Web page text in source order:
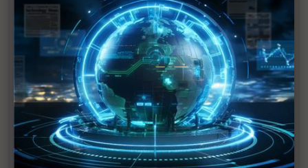
2027全年記憶體產能提前售罄 買家「祕而不
宣」只怕買不夠
英特爾EMIB良率達標 聯發科第2代ASIC產品
2028準時量產
SpaceX晶片採購大轉向 Elon Musk捨超微全面
採用NVIDIA